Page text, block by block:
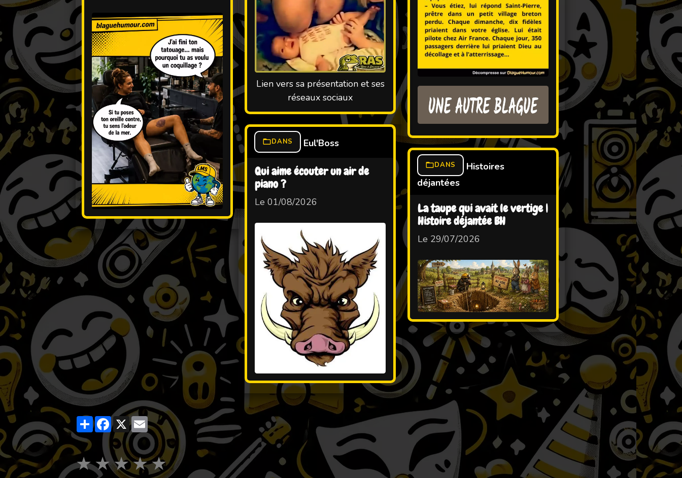
Lien vers sa présentation et ses
réseaux sociaux
DANS Eul'Boss
Qui aime écouter un air de
piano ?
Le 01/08/2026
DANS
Histoires
déjantées
La taupe qui avait le vertige |
Histoire déjantée BH
Le 29/07/2026
PartagerFacebook
X Email
★★★★★